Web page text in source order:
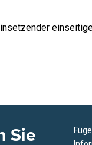
Sie